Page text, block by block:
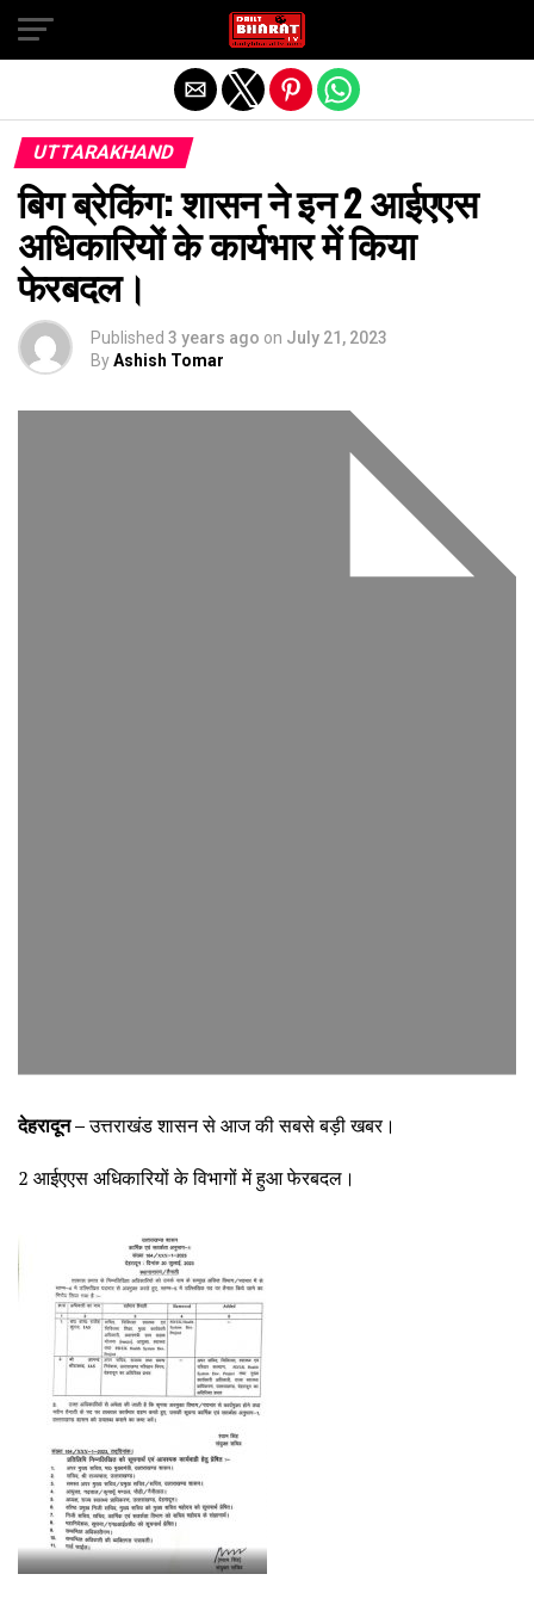
UTTARAKHAND
बिग ब्रेकिंग: शासन ने इन 2 आईएएस
अधिकारियों के कार्यभार में किया
फेरबदल।
Published 3 years ago on July 21, 2023
ByAshish Tomar
देहरादून –उत्तराखंड शासन से आज की सबसे बड़ी खबर।
2 आईएएस अधिकारियों के विभागों में हुआ फेरबदल।
Exit mobile version